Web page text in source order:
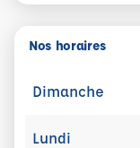
Nos horaires
Dimanche
Lundi